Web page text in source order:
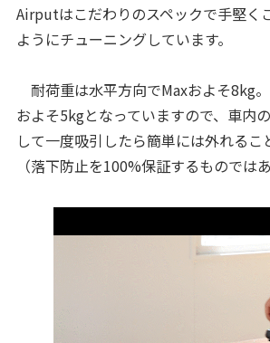
Airputはこだわりのスペックで手堅く
ようにチューニングしています。
耐荷重は水平方向でMaxおよそ8kg
およそ5kgとなっていますので、車内
して一度吸引したら簡単には外れるこ
（落下防止を100%保証するものでは